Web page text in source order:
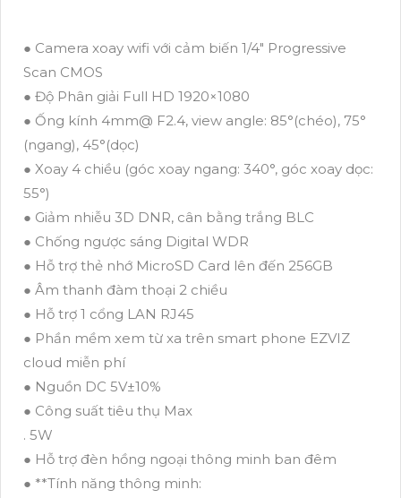
● Camera xoay wifi với cảm biến 1/4" Progressive
Scan CMOS
● Độ Phân giải Full HD 1920×1080
● Ống kính 4mm@ F2.4, view angle: 85°(chéo), 75°
(ngang), 45°(dọc)
● Xoay 4 chiều (góc xoay ngang: 340°, góc xoay dọc:
55°)
● Giảm nhiễu 3D DNR, cân bằng trắng BLC
● Chống ngược sáng Digital WDR
● Hỗ trợ thẻ nhớ MicroSD Card lên đến 256GB
● Âm thanh đàm thoại 2 chiều
● Hỗ trợ 1 cổng LAN RJ45
● Phần mềm xem từ xa trên smart phone EZVIZ
cloud miễn phí
● Nguồn DC 5V±10%
● Công suất tiêu thụ Max
. 5W
● Hỗ trợ đèn hồng ngoại thông minh ban đêm
● **Tính năng thông minh: